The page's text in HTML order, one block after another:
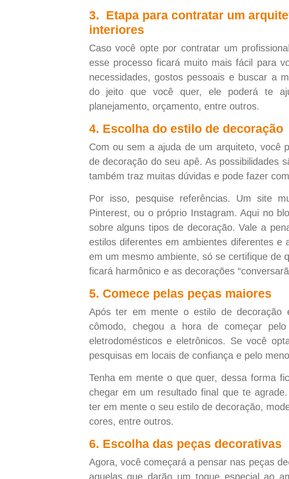
3. Etapa para contratar um
interiores
Caso você opte por contratar um
esse processo ficará muito mais fácil para
necessidades, gostos pessoais e buscar a
do jeito que você quer, ele poderá te
planejamento, orçamento, entre outros.
4. Escolha do estilo de decoração
Com ou sem a ajuda de um arquiteto, você
de decoração do seu apê. As possibilidades
também traz muitas dúvidas e pode fazer
Por isso, pesquise referências. Um site
Pinterest, ou o próprio Instagram. Aqui no
sobre alguns tipos de decoração. Vale a
estilos diferentes em ambientes diferentes e
em um mesmo ambiente, só se certifique de
ficará harmônico e as decorações
5. Comece pelas peças maiores
Após ter em mente o estilo de
cômodo, chegou a hora de começar
eletrodomésticos e eletrônicos. Se você
pesquisas em locais de confiança e pelo
Tenha em mente o que quer, dessa forma
chegar em um resultado final que te
ter em mente o seu estilo de decoração,
cores, entre outros.
6. Escolha das peças decorativas
Agora, você começará a pensar nas peças
aquelas que darão um toque especial ao